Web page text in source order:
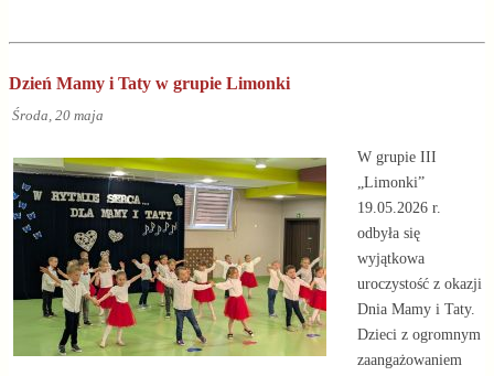
Dzień Mamy i Taty w grupie Limonki
Środa, 20 maja
W grupie III
„Limonki”
19.05.2026 r.
odbyła się
wyjątkowa
uroczystość z okazji
Dnia Mamy i Taty.
Dzieci z ogromnym
zaangażowaniem